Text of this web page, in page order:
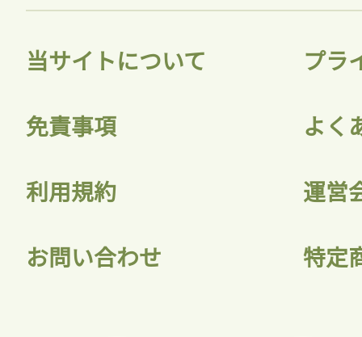
当サイトについて プラ
免責事項 よく
利用規約 運営
お問い合わせ 特定